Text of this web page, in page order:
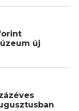
új